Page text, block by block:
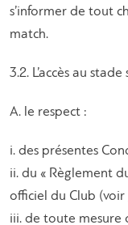
s’informer de tout
match.
3.2. L’accès au
Α. le respect :
i. des présentes
ii. du « Règlement
officiel du Club (voir
iii. de toute